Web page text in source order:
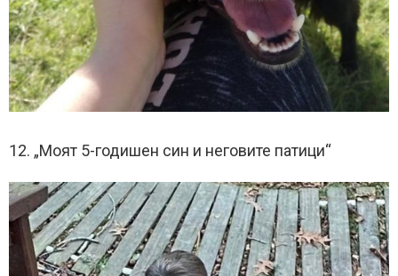
12. „Моят 5-годишен син и неговите патици“